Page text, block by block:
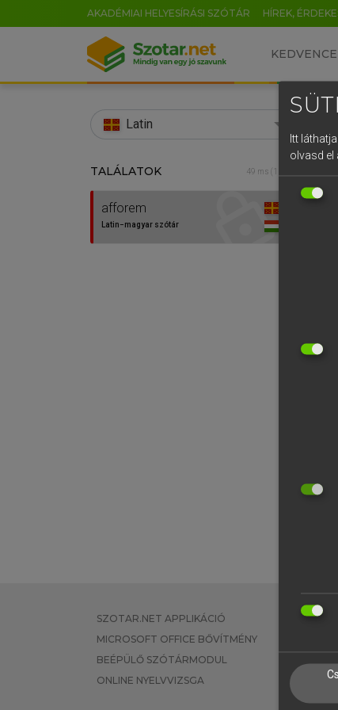
AKADÉMIAI HELYESÍRÁSI SZÓTÁR HÍREK,
Latin
TALÁLATOK 49 ms (1 db)
afforem
Latin−magyar szótár
SZOTAR.NET APPLIKÁCIÓ
MICROSOFT OFFICE BŐVÍTMÉNY
BEÉPÜLŐ SZÓTÁRMODUL
ONLINE NYELVVIZSGA
EGYÉNI
Itt
olvasd el